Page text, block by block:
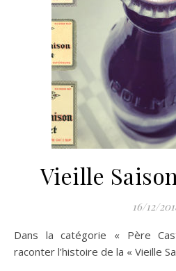
Vieille
16/12/
Dans la catégorie « Père Castor », laissez-moi vous
raconter l’histoire de la « Vieille